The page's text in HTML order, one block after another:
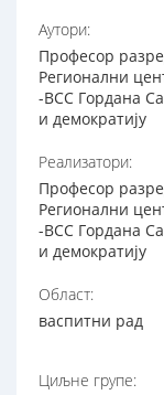
Аутори:
Професор
Регионални
-ВСС Гордана
и демократију
Реализатори:
Професор
Регионални
-ВСС Гордана
и демократију
Област:
васпитни рад
Циљне групе: